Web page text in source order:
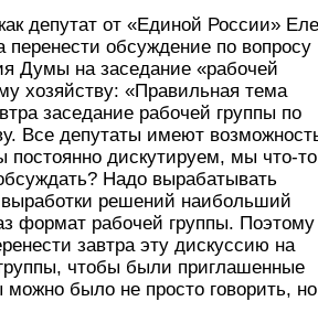
депутат от «Единой России»
перенести обсуждение по вопросу
Думы на заседание «рабочей
хозяйству: «Правильная тема
заседание рабочей группы по
Все депутаты имеют
постоянно дискутируем, мы что-то
Надо вырабатывать
решений наибольший
формат рабочей группы. Поэтому
завтра эту дискуссию на
чтобы были приглашенные
было не просто говорить,